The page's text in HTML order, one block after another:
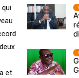
qui
et